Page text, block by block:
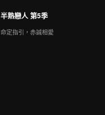
半熟戀人 第5季
命定指引，赤誠相愛